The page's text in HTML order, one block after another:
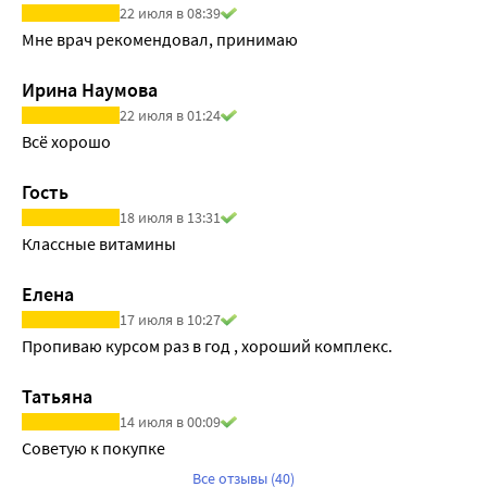
Достаточный уровень витамина Д предотвращает
развитие рахита у детей и нарушений минерализации
витамина Д3 препятствует увеличению выработки
паратиреоидного гормона (ПТГ), который является
стимулятором повышенной костной резорбции
витамин Д применяется для снижения риска развития и в
составе комплексного лечения остеопороза. Функции
витамина Д не ограничены только контролем кальций-
фосфорного обмена, он также влияет и на другие
физиологические процессы в организме, участвует в
модуляции функций иммунной системы, важен для
поддержания репродуктивного здоровья, участвует в
поддержании нормальной работы сердечно-сосудистой
системы, метаболизме жиров, глюкозы и инсулина, а
также регулирует развитие и функционирование
22 июля в 08:39
Мне врач рекомендовал, принимаю
Ирина Наумова
22 июля в 01:24
Всё хорошо
Гость
18 июля в 13:31
Классные витамины
Елена
17 июля в 10:27
Пропиваю курсом раз в год , хороший комплекс.
Татьяна
14 июля в 00:09
Советую к покупке
Все отзывы (40)